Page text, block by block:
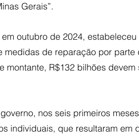
Gerais”.
outubro de 2024,
medidas de reparação por parte
montante, R$132 bilhões
nos seis primeiros
individuais, que resultaram em